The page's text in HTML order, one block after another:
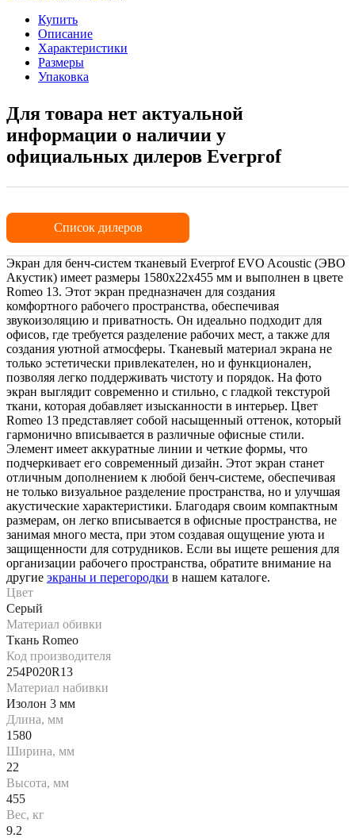
Купить
Описание
Характеристики
Размеры
Упаковка
Для товара нет актуальной
информации о наличии у
официальных дилеров Everprof
Список дилеров
Экран для бенч-систем тканевый Everprof EVO Acoustic (ЭВО
Акустик) имеет размеры 1580х22х455 мм и выполнен в цвете
Romeo 13. Этот экран предназначен для создания
комфортного рабочего пространства, обеспечивая
звукоизоляцию и приватность. Он идеально подходит для
офисов, где требуется разделение рабочих мест, а также для
создания уютной атмосферы. Тканевый материал экрана не
только эстетически привлекателен, но и функционален,
позволяя легко поддерживать чистоту и порядок. На фото
экран выглядит современно и стильно, с гладкой текстурой
ткани, которая добавляет изысканности в интерьер. Цвет
Romeo 13 представляет собой насыщенный оттенок, который
гармонично вписывается в различные офисные стили.
Элемент имеет аккуратные линии и четкие формы, что
подчеркивает его современный дизайн. Этот экран станет
отличным дополнением к любой бенч-системе, обеспечивая
не только визуальное разделение пространства, но и улучшая
акустические характеристики. Благодаря своим компактным
размерам, он легко вписывается в офисные пространства, не
занимая много места, при этом создавая ощущение уюта и
защищенности для сотрудников. Если вы ищете решения для
организации рабочего пространства, обратите внимание на
другие экраны и перегородки в нашем каталоге.
Цвет
Серый
Материал обивки
Ткань Romeo
Код производителя
254P020R13
Материал набивки
Изолон 3 мм
Длина, мм
1580
Ширина, мм
22
Высота, мм
455
Вес, кг
9.2